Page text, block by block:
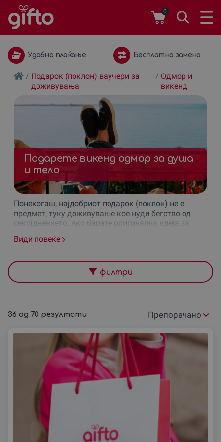
0
Бесплатна замена 1 година важност
/ Подарок (поклон) ваучери за
доживувања
/ Одмор и
викенд
Подарете викенд одмор за душа
и тело
Понекогаш, најдобриот подарок (поклон) не е
предмет, туку доживување кое нуди бегство од
секојдневието. Ако барате оригинална идеја за
Македонија е совршен избор – за пријател, колега,
На gifto.mk ќе најдете предлог места за викенд,
било да е во природа, SPA хотел, винарија или еко-
искуства.
Понудата е богата и разнолика:
🧖‍♀️ Викенд во SPA хотел со базени и масажи
🥂 Винска тура со дегустација и ноќевање
🐴 Јавање коњ и одмор на фарма или во природа
🍃 Одмор во еко село – идеално за викенд бегство
⛳ Одмор со голф активност – елеганција и спорт
Види повеќе
филтри
36 од 70 резултати
Подреди
според: